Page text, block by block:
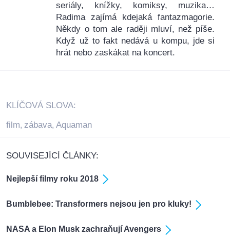
seriály, knížky, komiksy, muzika…
Radima zajímá kdejaká fantazmagorie.
Někdy o tom ale raději mluví, než píše.
Když už to fakt nedává u kompu, jde si
hrát nebo zaskákat na koncert.
KLÍČOVÁ SLOVA:
film, zábava, Aquaman
SOUVISEJÍCÍ ČLÁNKY:
Nejlepší filmy roku 2018
Bumblebee: Transformers nejsou jen pro kluky!
NASA a Elon Musk zachraňují Avengers